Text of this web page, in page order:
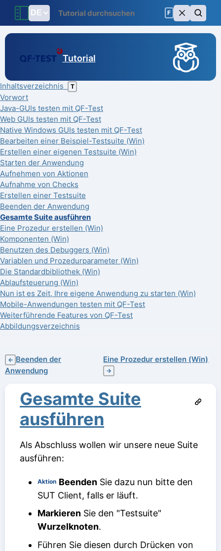
F
Tutorial
Inhaltsverzeichnis T
Vorwort
Java-GUIs testen mit QF-Test
Web GUIs testen mit QF-Test
Native Windows GUIs testen mit QF-Test
Bearbeiten einer Beispiel-Testsuite (Win)
Erstellen einer eigenen Testsuite (Win)
Starten der Anwendung
Aufnehmen von Aktionen
Aufnahme von Checks
Erstellen einer Testsuite
Beenden der Anwendung
Gesamte Suite ausführen
Eine Prozedur erstellen (Win)
Komponenten (Win)
Benutzen des Debuggers (Win)
Variablen und Prozedurparameter (Win)
Die Standardbibliothek (Win)
Ablaufsteuerung (Win)
Nun ist es Zeit, Ihre eigene Anwendung zu starten (Win)
Mobile-Anwendungen testen mit QF-Test
Weiterführende Features von QF-Test
Abbildungsverzeichnis
← Beenden der
Anwendung
Eine Prozedur erstellen (Win)
→
Gesamte Suite
ausführen
Als Abschluss wollen wir unsere neue Suite
ausführen:
Aktion Beenden Sie dazu nun bitte den
SUT Client, falls er läuft.
Markieren Sie den "Testsuite"
Wurzelknoten.
Führen Sie diesen durch Drücken von